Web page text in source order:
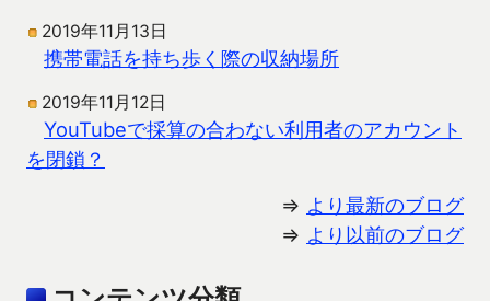
2019年11月13日
携帯電話を持ち歩く際の収納場所
2019年11月12日
YouTubeで採算の合わない利用者のアカウント
を閉鎖？
⇒ より最新のブログ
⇒ より以前のブログ